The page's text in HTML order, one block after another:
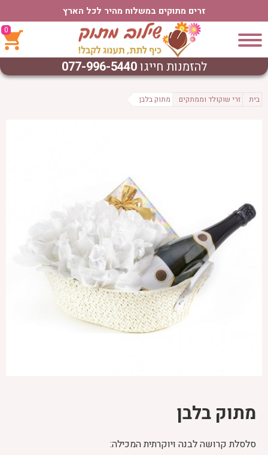
זרים מתוקים במשלוח מהיר לכל הארץ
0
להזמנות חייגו077-996-5440
בית זרי שוקולד וממתקים מתוק בלבן
מתוק בלבן
סלסלת קרושה לבנה ויוקרתית המכילה: